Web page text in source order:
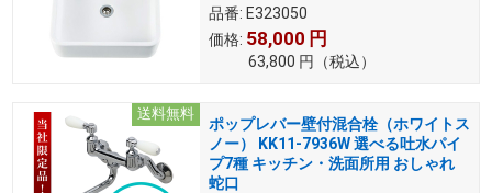
品番: E323050
価格: 58,000 円
63,800 円 （税込）
送料無料
ポップレバー壁付混合栓（ホワイトス
ノー） KK11-7936W 選べる吐水パイ
プ7種 キッチン・洗面所用 おしゃれ
蛇口